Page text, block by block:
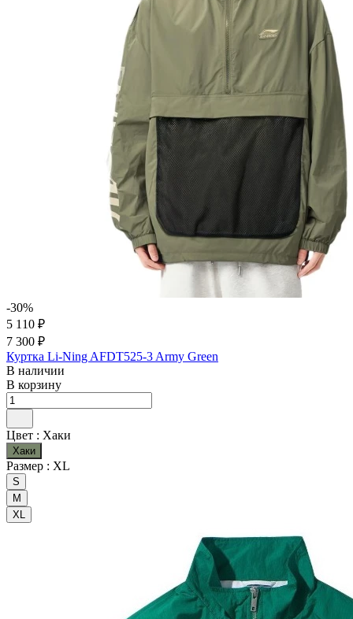
-30%
5 110 ₽
7 300 ₽
Куртка Li-Ning AFDT525-3 Army Green
В наличии
В корзину
Цвет : Хаки
Хаки
Размер : XL
S
M
XL